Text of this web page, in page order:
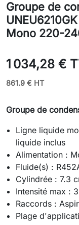
Groupe de
Mono 220-
1 034,28 €
861.9 € HT
Groupe de
Ligne liquide
liquide inclus
Alimentation :
Fluide(s) :
Cylindrée : 7.3
Intensité max :
Raccords :
Plage